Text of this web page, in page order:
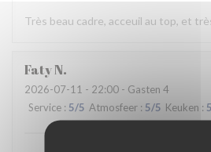
Très beau cadre, acceuil au top, et
FatyN
2026-07-11 - 22:00 - Gasten 4
Service : 5/5 Atmosfeer : 5/5 Keuken : 5